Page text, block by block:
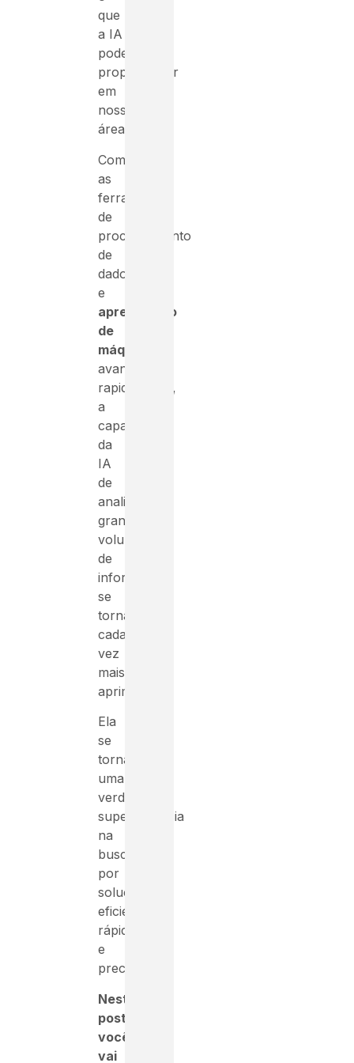
que
a IA
pode
proporcionar
em
nossa
área.
Com
as
ferramentas
de
processamento
de
dados
e
aprendizado
de
máquina
avançando
rapidamente,
a
capacidade
da
IA
de
analisar
grandes
volumes
de
informações
se
torna
cada
vez
mais
aprimorada.
Ela
se
torna
uma
verdadeira
superpotência
na
busca
por
soluções
eficientes,
rápidas
e
precisas.
Neste
post
você
vai